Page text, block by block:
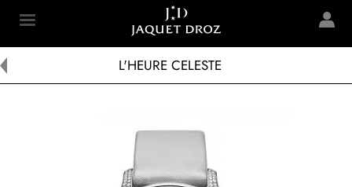
content
Jaquet Droz
L'HEURE CELESTE